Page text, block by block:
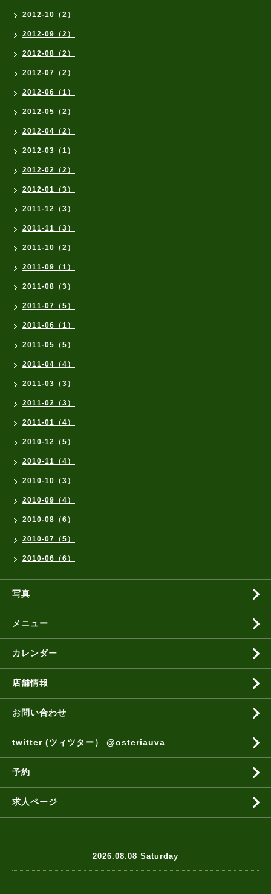
2012-10（2）
2012-09（2）
2012-08（2）
2012-07（2）
2012-06（1）
2012-05（2）
2012-04（2）
2012-03（1）
2012-02（2）
2012-01（3）
2011-12（3）
2011-11（3）
2011-10（2）
2011-09（1）
2011-08（3）
2011-07（5）
2011-06（1）
2011-05（5）
2011-04（4）
2011-03（3）
2011-02（3）
2011-01（4）
2010-12（5）
2010-11（4）
2010-10（3）
2010-09（4）
2010-08（6）
2010-07（5）
2010-06（6）
写真
メニュー
カレンダー
店舗情報
お問い合わせ
twitter (ツィツター） @osteriauva
予約
求人ページ
2026.08.08 Saturday